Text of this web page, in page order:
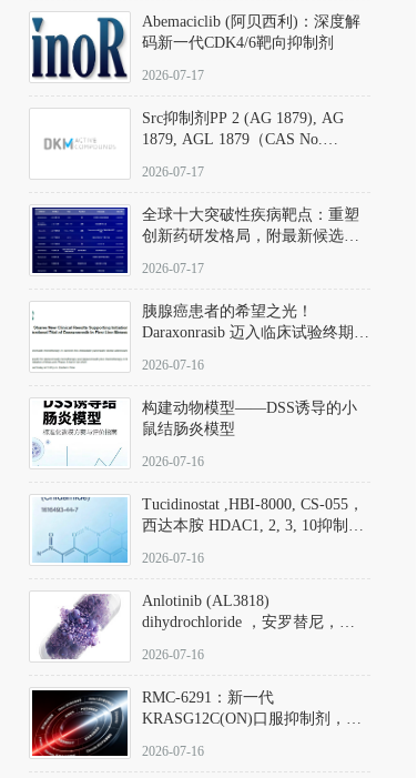
过精准嵌入激酶的ATP结合位点
发挥抑制作用，对ROCK1和
ROCK2的解离常数（Ki）分别为
140 nM和300 nM；在众多丝氨酸/
中，其靶向ROCK的选择性超过
200倍，凸显出优异的分子特异
Abemaciclib (阿贝西利)：深度解
码新一代CDK4/6靶向抑制剂
2026-07-17
Src抑制剂PP 2 (AG 1879), AG
1879, AGL 1879（CAS No.
应用指南
2026-07-17
全球十大突破性疾病靶点：重塑
创新药研发格局，附最新候选分
2026-07-17
胰腺癌患者的希望之光！
Daraxonrasib 迈入临床试验终期阶
2026-07-16
构建动物模型——DSS诱导的小
鼠结肠炎模型
2026-07-16
Tucidinostat ,HBI-8000, CS-055，
西达本胺 HDAC1, 2, 3, 10抑制剂
D808567) - DKM活性分子
2026-07-16
Anlotinib (AL3818)
dihydrochloride ，安罗替尼，
Hydrochloride实验方法步骤SOP
2026-07-16
RMC-6291：新一代
KRASG12C(ON)口服抑制剂，
(Elironrasib)CAS#2641998-63-0
2026-07-16